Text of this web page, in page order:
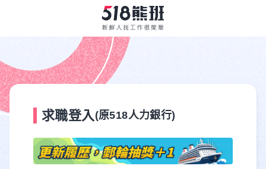
求職登入 (原518人力銀行)